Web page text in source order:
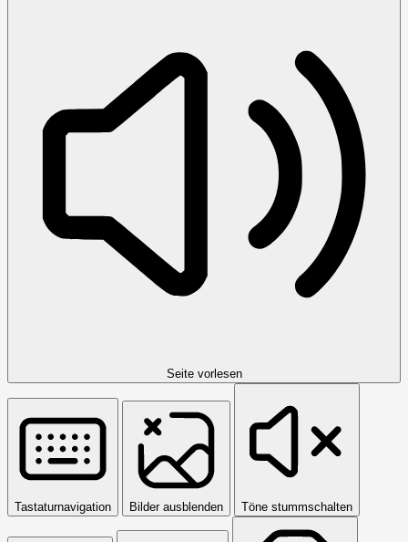
Seite vorlesen
Tastaturnavigation Bilder ausblenden Töne stummschalten